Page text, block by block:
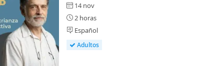
14 nov
2 horas
Español
Adultos